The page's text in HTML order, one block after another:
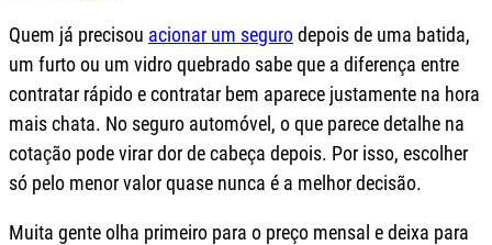
Quem já precisou acionar um segurodepois de uma batida,
um furto ou um vidro quebrado sabe que a diferença entre
contratar rápido e contratar bem aparece justamente na hora
mais chata. No seguro automóvel, o que parece detalhe na
cotação pode virar dor de cabeça depois. Por isso, escolher
só pelo menor valor quase nunca é a melhor decisão.
Muita gente olha primeiro para o preço mensal e deixa para